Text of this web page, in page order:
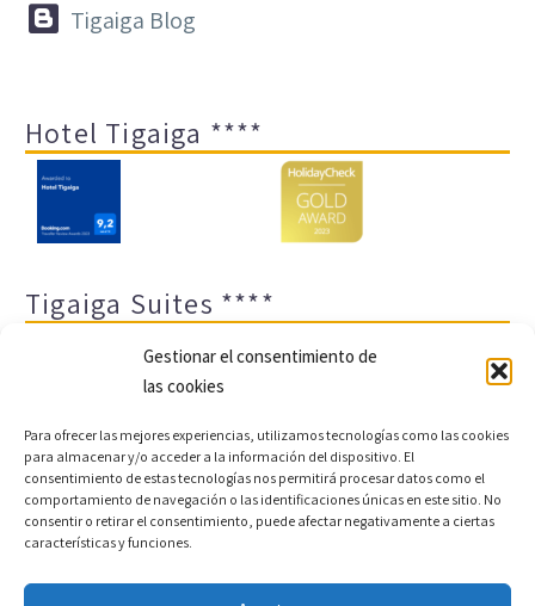
Gestionar el consentimiento de
las cookies
Para ofrecer las mejores experiencias, utilizamos tecnologías como las cookies
para almacenar y/o acceder a la información del dispositivo. El
consentimiento de estas tecnologías nos permitirá procesar datos como el
comportamiento de navegación o las identificaciones únicas en este sitio. No
consentir o retirar el consentimiento, puede afectar negativamente a ciertas
características y funciones.

 Tigaiga Blog
Hotel Tigaiga ****
Tigaiga Suites ****
Aviso legal y política de privacidad
Transparencia
Cookies
Sitemap